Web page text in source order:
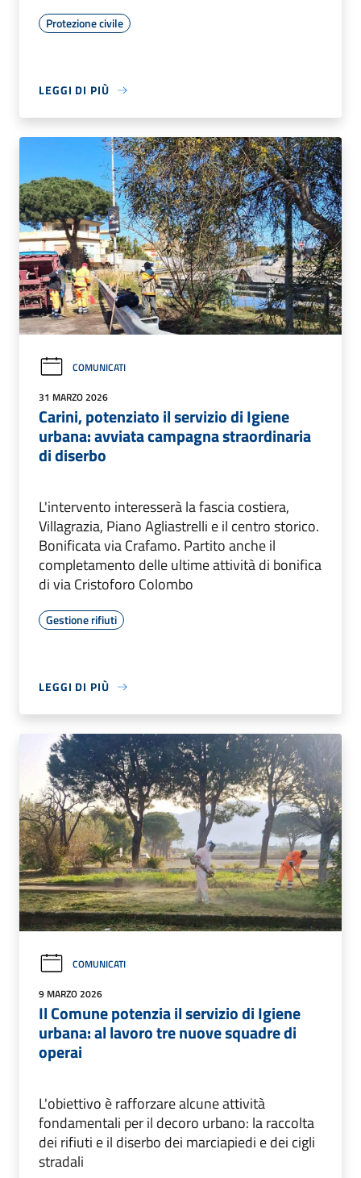
Protezione civile
LEGGI DI PIÙ
COMUNICATI
31 MARZO 2026
Carini, potenziato il servizio di Igiene
urbana: avviata campagna straordinaria
di diserbo
L'intervento interesserà la fascia costiera,
Villagrazia, Piano Agliastrelli e il centro storico.
Bonificata via Crafamo. Partito anche il
completamento delle ultime attività di bonifica
di via Cristoforo Colombo
Gestione rifiuti
LEGGI DI PIÙ
COMUNICATI
9 MARZO 2026
Il Comune potenzia il servizio di Igiene
urbana: al lavoro tre nuove squadre di
operai
L'obiettivo è rafforzare alcune attività
fondamentali per il decoro urbano: la raccolta
dei rifiuti e il diserbo dei marciapiedi e dei cigli
stradali